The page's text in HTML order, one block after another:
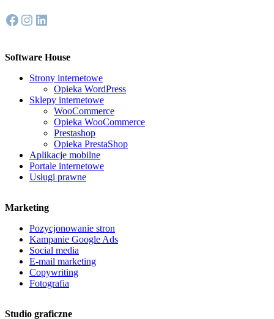
Facebook Instagram LinkedIn
Software House
Strony internetowe
Opieka WordPress
Sklepy internetowe
WooCommerce
Opieka WooCommerce
Prestashop
Opieka PrestaShop
Aplikacje mobilne
Portale internetowe
Usługi prawne
Marketing
Pozycjonowanie stron
Kampanie Google Ads
Social media
E-mail marketing
Copywriting
Fotografia
Studio graficzne